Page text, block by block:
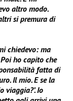
altro modo.
si premura di
chiedevo: ma
ho capito che
fatta di
Il mio. E se la
viaggia?’. Io